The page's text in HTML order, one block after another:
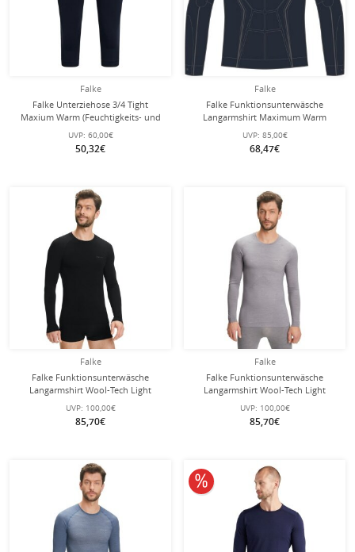
Falke
Falke Unterziehose 3/4 Tight
Maxium Warm (Feuchtigkeits- und
Temperaturregulierung)
Unterwäsche spaceblau Herren
UVP: 60,00€
50,32€
Falke
Falke Funktionsunterwäsche
Langarmshirt Maximum Warm
(isolierend und warm) spaceblau
Herren
UVP: 85,00€
68,47€
Falke
Falke Funktionsunterwäsche
Langarmshirt Wool-Tech Light
(feinste Merinowolle) schwarz
Herren
UVP: 100,00€
85,70€
Falke
Falke Funktionsunterwäsche
Langarmshirt Wool-Tech Light
(feinste Merinowolle) hellgrau
Herren
UVP: 100,00€
85,70€
10% reduziert